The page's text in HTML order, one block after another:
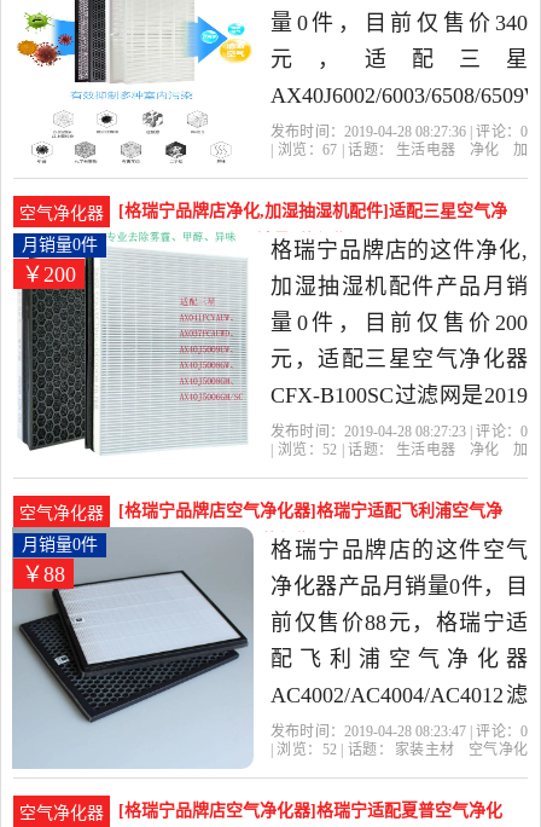
量0件，目前仅售价340
元，适配三星
AX40J6002/6003/6508/
空气净化器滤网是2019年
器当中性价比很高的净化,
加湿抽湿机配件，由上海
发货。
发布时间：2019-04-28 08:27:36 | 评论： 0
| 浏览：67 | 话题： 生活电器 净化
加
空气净化器
[格瑞宁品牌店净化,加湿抽湿机配件]适配三星空气净
化器CFX-B100S月销量0件仅售200元
￥200
月销量0件
格瑞宁品牌店的这件净化,
加湿抽湿机配件产品月销
量0件，目前仅售价200
元，适配三星空气净化器
CFX-B100SC过滤网是2019
年格瑞宁品牌店精选生活
化,加湿抽湿机配件，由上
海发货。
发布时间：2019-04-28 08:27:23 | 评论： 0
| 浏览：52 | 话题： 生活电器 净化
加
空气净化器
[格瑞宁品牌店空气净化器]格瑞宁适配飞利浦空气净
化器AC400月销量0件仅售88元
￥88
月销量0件
格瑞宁品牌店的这件空气
净化器产品月销量0件，目
前仅售价88元，格瑞宁适
配飞利浦空气净化器
AC4002/AC4004/AC4012滤
网套装活性碳是2019年格
当中性价比很高的空气净
发布时间：2019-04-28 08:23:47 | 评论： 0
| 浏览： 52| 话题： 家装主材
空气净化
空气净化器
[格瑞宁品牌店空气净化器]格瑞宁适配夏普空气净化